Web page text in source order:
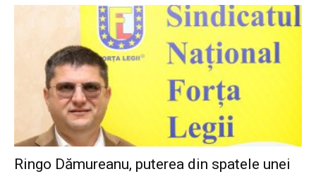
Ringo Dămureanu, puterea din spatele unei